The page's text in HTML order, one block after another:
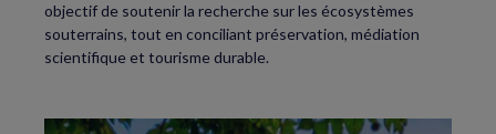
objectif de soutenir la recherche sur les écosystèmes
souterrains, tout en conciliant préservation, médiation
scientifique et tourisme durable.